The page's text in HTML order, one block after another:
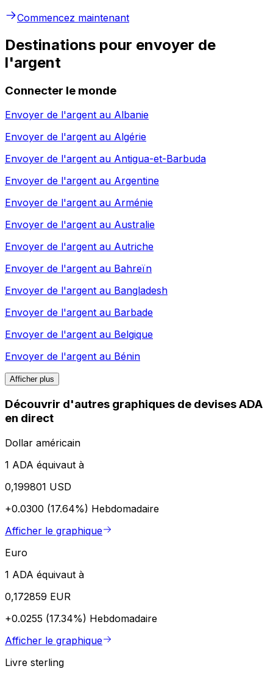
Commencez maintenant
Destinations pour envoyer de
l'argent
Connecter le monde
Envoyer de l'argent au Albanie
Envoyer de l'argent au Algérie
Envoyer de l'argent au Antigua-et-Barbuda
Envoyer de l'argent au Argentine
Envoyer de l'argent au Arménie
Envoyer de l'argent au Australie
Envoyer de l'argent au Autriche
Envoyer de l'argent au Bahreïn
Envoyer de l'argent au Bangladesh
Envoyer de l'argent au Barbade
Envoyer de l'argent au Belgique
Envoyer de l'argent au Bénin
Afficher plus
Découvrir d'autres graphiques de devises ADA
en direct
Dollar américain
1 ADA équivaut à
0,199801 USD
+0.0300 (17.64%) Hebdomadaire
Afficher le graphique
Euro
1 ADA équivaut à
0,172859 EUR
+0.0255 (17.34%) Hebdomadaire
Afficher le graphique
Livre sterling